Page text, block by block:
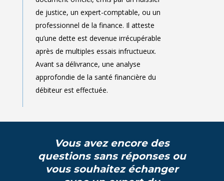
Vous avez encore des
questions sans réponses ou
vous souhaitez échanger